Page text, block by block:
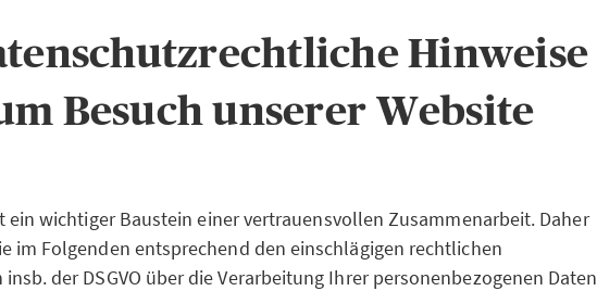
Hinweise
Besuch unserer Website
ein wichtiger Baustein einer vertrauensvollen Zusammenarbeit. Daher
im Folgenden entsprechend den einschlägigen rechtlichen
der DSGVO über die Verarbeitung Ihrer personenbezogenen Daten